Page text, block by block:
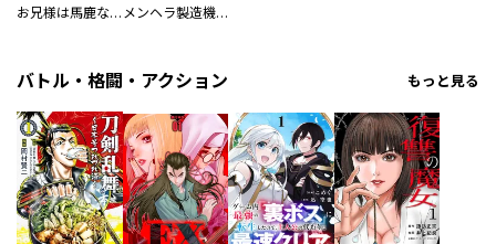
お兄様は馬鹿なんですか？～地味王女は婚約破棄に巻き込まれる～ メンヘラ製造機の公爵令息（過保護）が溺愛してきます
バトル・格闘・アクション もっと見る